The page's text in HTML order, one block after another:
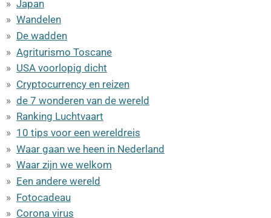
Japan
Wandelen
De wadden
Agriturismo Toscane
USA voorlopig dicht
Cryptocurrency en reizen
de 7 wonderen van de wereld
Ranking Luchtvaart
10 tips voor een wereldreis
Waar gaan we heen in Nederland
Waar zijn we welkom
Een andere wereld
Fotocadeau
Corona virus